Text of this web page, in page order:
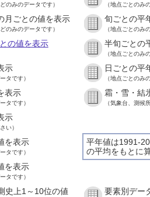
のみのデータです） （地点ごとのみ
月ごとの値を表示
のみのデータです）
旬ごとの平
（地点ごとのみ
の値を表示 半旬ごとの
（地点ごとのみ
示
タです）
日ごとの平
（地点ごとのみ
表示
タです）
霜・雪・結
（気象台、測候
示
い）
平年値は1991-
の平均をもとに
を表示
タです）
を表示
タです）
史上1～10位の値 要素別デー